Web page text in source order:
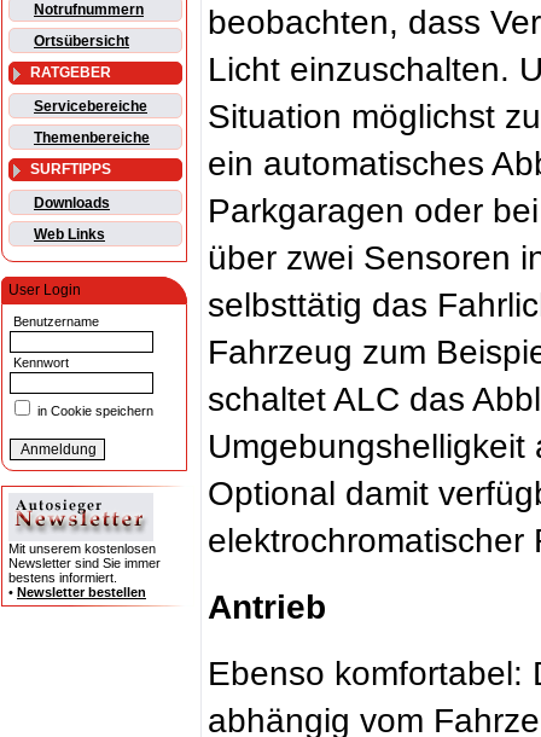
Notrufnummern
Ortsübersicht
RATGEBER
Servicebereiche
Themenbereiche
SURFTIPPS
Downloads
Web Links
User Login
Benutzername
Kennwort
in Cookie speichern
Mit unserem kostenlosen
Newsletter sind Sie immer
bestens informiert.
• Newsletter bestellen
beobachten, dass
Licht einzuschalten.
Situation möglichst
ein automatisches
Parkgaragen oder
über zwei Sensoren
selbsttätig das
Fahrzeug zum
schaltet ALC das
Optional damit
elektrochromatischer
Antrieb
Ebenso komfortabel:
abhängig vom